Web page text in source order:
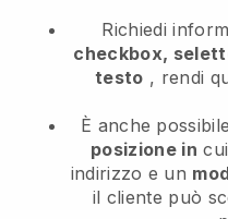
Richiedi
checkbox,
testo , rendi
È anche
posizione in
indirizzo e un
il cliente può